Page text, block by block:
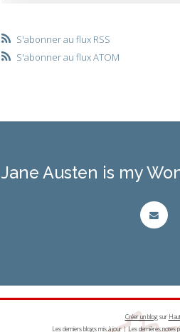
S'abonner au flux RSS
S'abonner au flux ATOM
Jane Austen is my
Créer un blogsur
Les derniers blogs mis à jour|Les dernières notes